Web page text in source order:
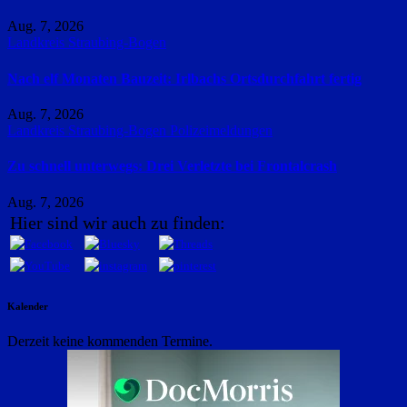
Aug. 7, 2026
Landkreis Straubing-Bogen
Nach elf Monaten Bauzeit: Irlbachs Ortsdurchfahrt fertig
Aug. 7, 2026
Landkreis Straubing-Bogen Polizeimeldungen
Zu schnell unterwegs: Drei Verletzte bei Frontalcrash
Aug. 7, 2026
Hier sind wir auch zu finden:
Kalender
Derzeit keine kommenden Termine.